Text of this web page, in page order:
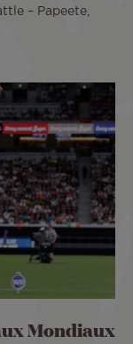
– Papeete,
Mondiaux